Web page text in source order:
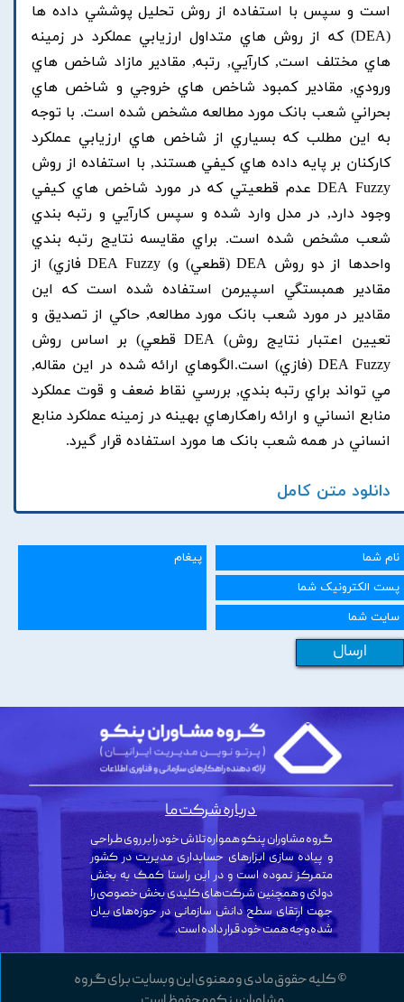
است و سپس با استفاده از روش تحليل پوششي داده ها
(DEA) که از روش هاي متداول ارزيابي عملکرد در زمينه
هاي مختلف است, کارآيي, رتبه, مقادير مازاد شاخص هاي
ورودي, مقادير کمبود شاخص هاي خروجي و شاخص هاي
بحراني شعب بانک مورد مطالعه مشخص شده است. با توجه
به اين مطلب که بسياري از شاخص هاي ارزيابي عملکرد
کارکنان بر پايه داده هاي کيفي هستند, با استفاده از روش
DEA Fuzzy عدم قطعيتي که در مورد شاخص هاي کيفي
وجود دارد, در مدل وارد شده و سپس کارآيي و رتبه بندي
شعب مشخص شده است. براي مقايسه نتايج رتبه بندي
واحدها از دو روش DEA (قطعي) و) DEA Fuzzy فازي) از
مقادير همبستگي اسپيرمن استفاده شده است که اين
مقادير در مورد شعب بانک مورد مطالعه, حاکي از تصديق و
تعيين اعتبار نتايج روش) DEA قطعي) بر اساس روش
DEA Fuzzy (فازي) است.الگوهاي ارائه شده در اين مقاله,
مي تواند براي رتبه بندي, بررسي نقاط ضعف و قوت عملکرد
منابع انساني و ارائه راهکارهاي بهينه در زمينه عملکرد منابع
انساني در همه شعب بانک ها مورد استفاده قرار گيرد.
دانلود متن کامل
ارسال
© کلیه حقوق مادی و معنوی این وبسایت برای گروه
گروه مشاوران پنکو همواره تلاش خود را بر روی طراحی
و پیاده سازی ابزارهای حسابداری مدیریت در کشور
متمرکز نموده است و در این راستا کمک به بخش
دولتی و همچنین شرکت‌های کلیدی بخش خصوصی را
جهت ارتقای سطح دانش سازمانی در حوزه‌های بیان
شده وجه همت خود قرار داده است.
درباره شرکت ما